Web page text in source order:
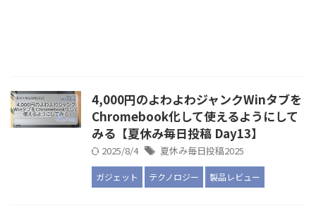
4,000円のよわよわジャンクWinタブを
Chromebook化して使えるようにして
みる【夏休み毎日投稿 Day13】
2025/8/4 夏休み毎日投稿2025
ガジェット テクノロジー 製品レビュー